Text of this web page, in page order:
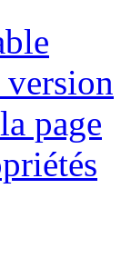
version
page